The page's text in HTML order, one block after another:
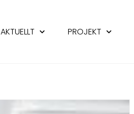
AKTUELLT PROJEKT